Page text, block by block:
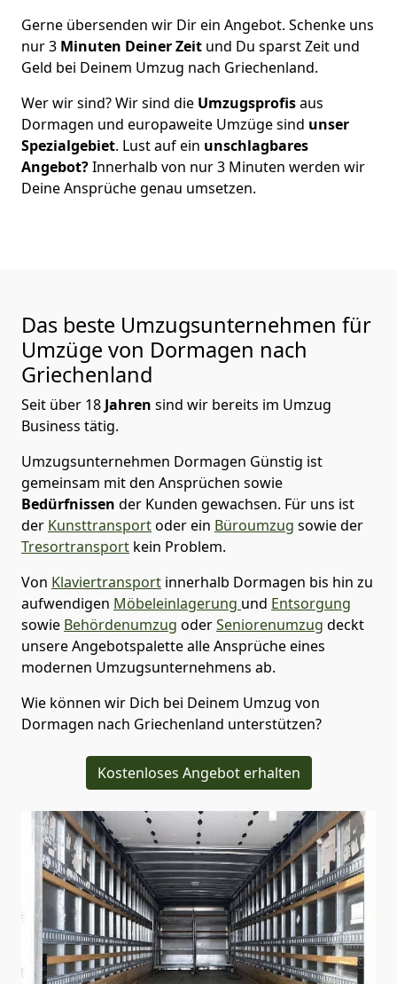
Gerne übersenden wir Dir ein Angebot. Schenke uns
nur3 Minuten Deiner Zeit und Du sparst Zeit und
Geld bei Deinem Umzug nach Griechenland.
Wer wir sind? Wir sind die Umzugsprofisaus
Dormagen und europaweite Umzüge sind unser
Spezialgebiet. Lust auf ein unschlagbares
Angebot?Innerhalb von nur3 Minuten werden wir
Deine Ansprüche genau umsetzen.
Das beste Umzugsunternehmen für
Umzüge von Dormagen nach
Griechenland
Seit über 18 Jahren sind wir bereits im Umzug
Business tätig.
Umzugsunternehmen Dormagen Günstig ist
gemeinsam mit den Ansprüchen sowie
Bedürfnissen der Kunden gewachsen. Für uns ist
der Kunsttransportoder ein Büroumzug sowie der
Tresortransport kein Problem.
Von Klaviertransport innerhalb Dormagen bis hin zu
aufwendigen Möbeleinlagerung und Entsorgung
sowie Behördenumzug oderSeniorenumzug deckt
unsere Angebotspalette alle Ansprüche eines
modernen Umzugsunternehmens ab.
Wie können wir Dich bei Deinem Umzug von
Dormagen nach Griechenland unterstützen?
Kostenloses Angebot erhalten